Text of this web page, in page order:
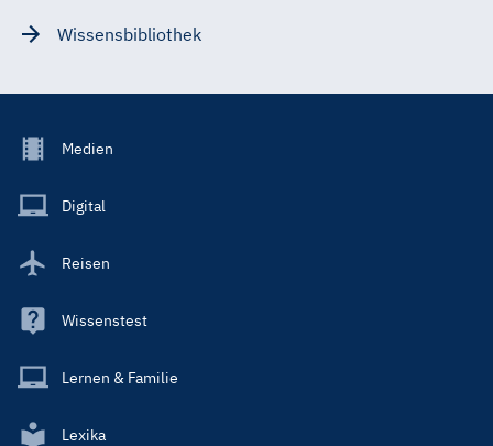
Wissensbibliothek
Footer
Main
Medien
Digital
Reisen
Wissenstest
Lernen & Familie
Lexika